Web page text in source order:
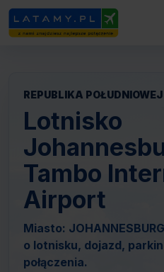
REPUBLIKA
Lotnisko
Tambo
Airport
Miasto:
o lotnisku, dojazd,
połączenia.